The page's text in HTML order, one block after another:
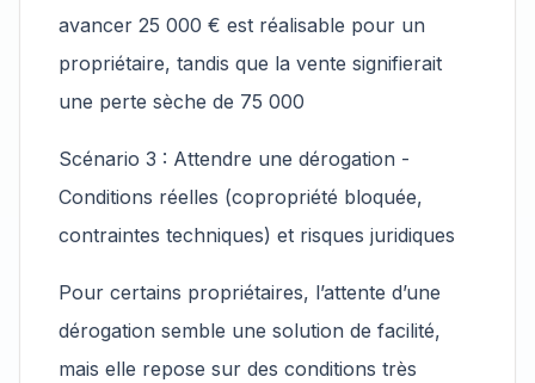
avancer 25 000 € est réalisable pour un
propriétaire, tandis que la vente signifierait
une perte sèche de 75 000
Scénario 3 : Attendre une dérogation -
Conditions réelles (copropriété bloquée,
contraintes techniques) et risques juridiques
Pour certains propriétaires, l’attente d’une
dérogation semble une solution de facilité,
mais elle repose sur des conditions très